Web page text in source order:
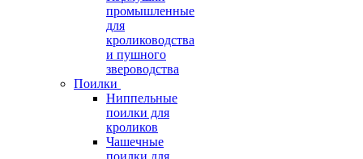
промышленные
для
кролиководства
и пушного
звероводства
Поилки
Ниппельные
поилки для
кроликов
Чашечные
поилки для